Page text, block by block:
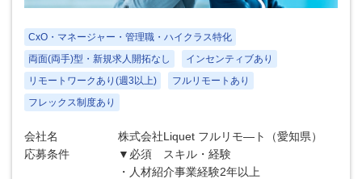
CxO・マネージャー・管理職・ハイクラス特化
両面(両手)型・新規求人開拓なし
インセンティブあり
リモートワークあり(週3以上)
フルリモートあり
フレックス制度あり
会社名
株式会社Liquet フルリモ―ト（愛知県）
応募条件
▼必須 スキル・経験
・人材紹介事業経験2年以上